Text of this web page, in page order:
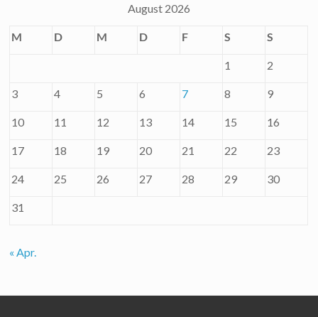
August 2026
M D M D F S S
1 2
3 4 5 6 7 8 9
10 11 12 13 14 15 16
17 18 19 20 21 22 23
24 25 26 27 28 29 30
31
« Apr.